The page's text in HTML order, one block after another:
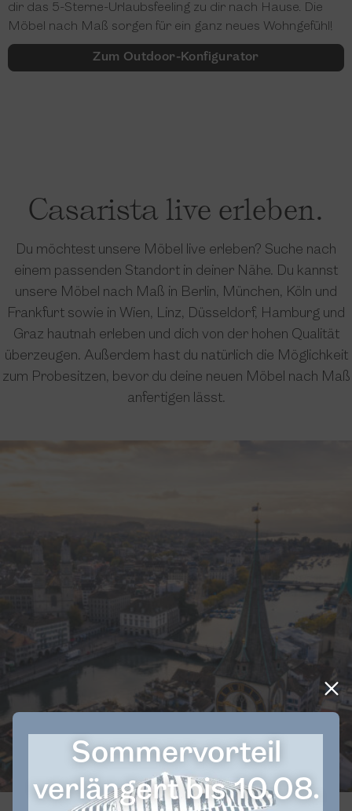
dir das 5-Sterne-Urlaubsfeeling zu dir nach Hause. Die
Möbel nach Maß sorgen für ein ganz neues Wohngefühl!
Zum Outdoor-Konfigurator
Casarista live erleben.
Du möchtest unsere Möbel live erleben? Suche nach
einem passenden Standort in deiner Nähe. Du kannst
unsere Möbel nach Maß in Berlin, München, Köln und
Frankfurt sowie in Wien, Linz, Düsseldorf, Hamburg und
Graz hautnah erleben und dich von der hohen Qualität
überzeugen. Außerdem hast du natürlich die Möglichkeit
zum Probesitzen, bevor du deine neuen Möbel nach Maß
anfertigen lässt.
Showroom Zürich
Sommervorteil
verlängert bis 10.08.